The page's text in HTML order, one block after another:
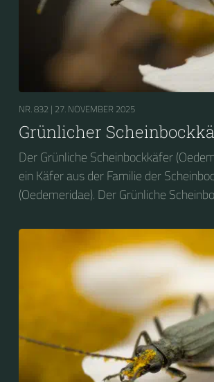
NR. 832 | 27. NOVEMBER 2025
Grünlicher
Der Grünliche Scheinbockkäfer
ein Käfer aus der Familie der
(Oedemeridae). Der Grünliche
Scheinbockkäfer (Oedemera nobilis).